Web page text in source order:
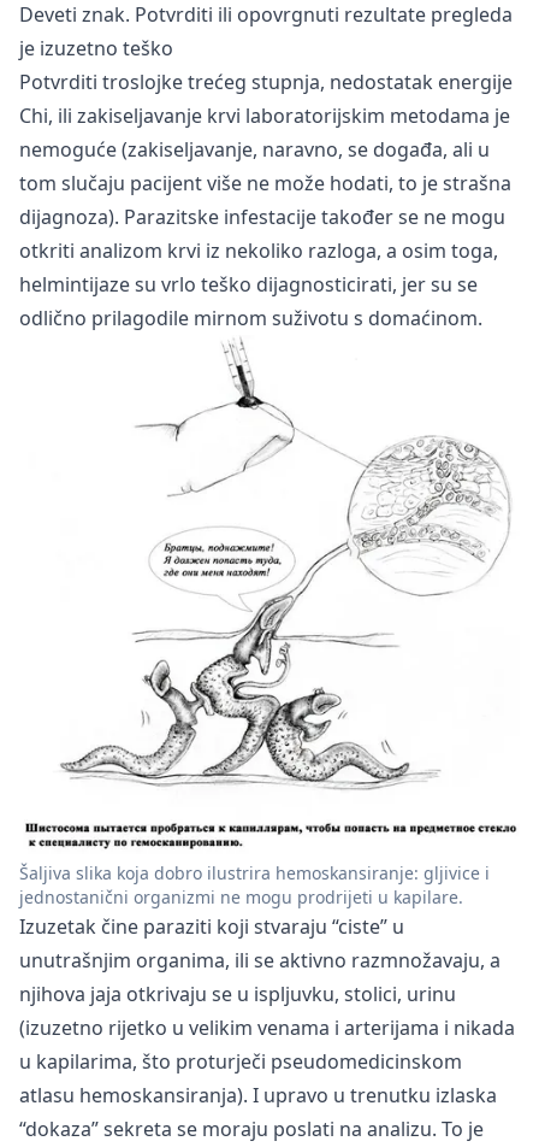
Deveti znak. Potvrditi ili opovrgnuti rezultate pregleda
je izuzetno teško
Potvrditi troslojke trećeg stupnja, nedostatak energije
Chi, ili zakiseljavanje krvi laboratorijskim metodama je
nemoguće (zakiseljavanje, naravno, se događa, ali u
tom slučaju pacijent više ne može hodati, to je strašna
dijagnoza). Parazitske infestacije također se ne mogu
otkriti analizom krvi iz nekoliko razloga, a osim toga,
helmintijaze su vrlo teško dijagnosticirati, jer su se
odlično prilagodile mirnom suživotu s domaćinom.
Šaljiva slika koja dobro ilustrira hemoskansiranje: gljivice i
jednostanični organizmi ne mogu prodrijeti u kapilare.
Izuzetak čine paraziti koji stvaraju “ciste” u
unutrašnjim organima, ili se aktivno razmnožavaju, a
njihova jaja otkrivaju se u ispljuvku, stolici, urinu
(izuzetno rijetko u velikim venama i arterijama i nikada
u kapilarima, što proturječi pseudomedicinskom
atlasu hemoskansiranja). I upravo u trenutku izlaska
“dokaza” sekreta se moraju poslati na analizu. To je